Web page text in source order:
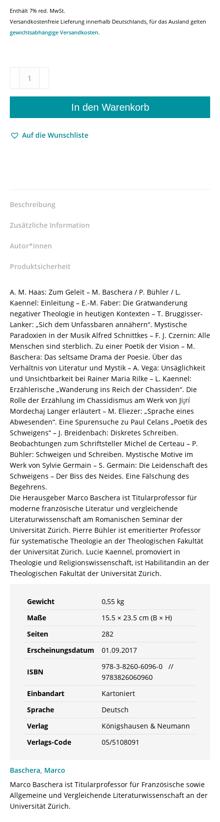
Enthält 7% red. MwSt.
Versandkostenfreie Lieferung innerhalb Deutschlands, für das Ausland gelten
gewichtsabhängige Versandkosten.
Unsagbare
Mystische
in
–
Baschera
Pierre
(Hrsg.),
Kaennel
(Hrsg.)
–
ISBN
9783826060960
/
978-
3-
8260-
6096-
0
/
978-
3-
82-
606096-
0
Menge
In den Warenkorb
Auf die Wunschliste
Beschreibung
Zusätzliche Information
Autor*innen
Produktsicherheit
A. M. Haas: Zum Geleit – M. Baschera / P. Bühler / L.
Kaennel: Einleitung – E.-M. Faber: Die Gratwanderung
negativer Theologie in heutigen Kontexten – T. Bruggisser-
Lanker: „Sich dem Unfassbaren annähern“. Mystische
Paradoxien in der Musik Alfred Schnittkes – F. J. Czernin: Alle
Menschen sind sterblich. Zu einer Poetik der Vision – M.
Baschera: Das seltsame Drama der Poesie. Über das
Verhältnis von Literatur und Mystik – A. Vega: Unsäglichkeit
und Unsichtbarkeit bei Rainer Maria Rilke – L. Kaennel:
Erzählerische „Wanderung ins Reich der Chassiden“. Die
Rolle der Erzählung im Chassidismus am Werk von Ji¡rí
Mordechaj Langer erläutert – M. Eliezer: „Sprache eines
Abwesenden“. Eine Spurensuche zu Paul Celans „Poetik des
Schweigens“ – J. Breidenbach: Diskretes Schreiben.
Beobachtungen zum Schriftsteller Michel de Certeau – P.
Bühler: Schweigen und Schreiben. Mystische Motive im
Werk von Sylvie Germain – S. Germain: Die Leidenschaft des
Schweigens – Der Biss des Neides. Eine Fälschung des
Begehrens.
Die Herausgeber Marco Baschera ist Titularprofessor für
moderne französische Literatur und vergleichende
Literaturwissenschaft am Romanischen Seminar der
Universität Zürich. Pierre Bühler ist emeritierter Professor
für systematische Theologie an der Theologischen Fakultät
der Universität Zürich. Lucie Kaennel, promoviert in
Theologie und Religionswissenschaft, ist Habilitandin an der
Theologischen Fakultät der Universität Zürich.
Gewicht
0,55 kg
Maße
15.5 × 23.5 cm (B × H)
Seiten
282
Erscheinungsdatum
01.09.2017
ISBN
978-3-8260-6096-0 //
9783826060960
Einbandart
Kartoniert
Sprache
Deutsch
Verlag
Königshausen & Neumann
Verlags-Code
05/5108091
Baschera, Marco
Marco Baschera ist Titularprofessor für Französische sowie
Allgemeine und Vergleichende Literaturwissenschaft an der
Universität Zürich.